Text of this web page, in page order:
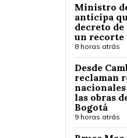
Ministro
anticipa
decreto de
un recorte
8 horas atrás
Desde
reclaman
las obras
Bogotá
9 horas atrás